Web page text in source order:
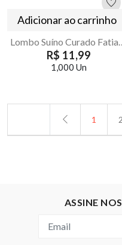
Adicionar ao carrinho
Lombo Suíno
R$ 11,99
1,000 Un
1 2
ASSINE